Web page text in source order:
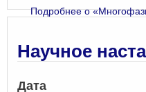
Подробнеео
Научное
Дата